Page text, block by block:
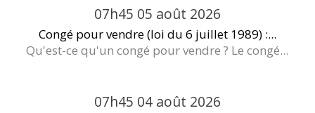
07h45 05 août 2026
Congé pour vendre (loi du 6 juillet 1989) :...
Qu'est-ce qu'un congé pour vendre ? Le congé...
07h45 04 août 2026